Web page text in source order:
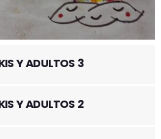
Y ADULTOS 2
Y ADULTOS 3